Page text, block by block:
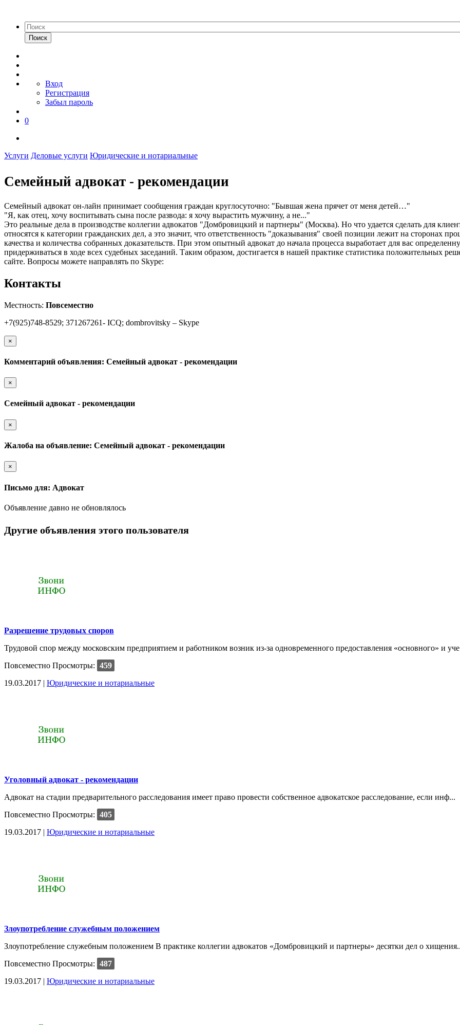
Поиск
Вход
Регистрация
Забыл пароль
0
Услуги Деловые услуги Юридические и нотариальные
Семейный адвокат - рекомендации
Семейный адвокат он-лайн принимает сообщения граждан круглосуточно: "Бывшая жена прячет от меня детей…"
"Я, как отец, хочу воспитывать сына после развода: я хочу вырастить мужчину, а не..."
Это реальные дела в производстве коллегии адвокатов "Домбровицкий и партнеры" (Москва). Но что удается сделать для
относятся к категории гражданских дел, а это значит, что ответственность "доказывания" своей позиции лежит на сторонах
качества и количества собранных доказательств. При этом опытный адвокат до начала процесса выработает для вас
придерживаться в ходе всех судебных заседаний. Таким образом, достигается в нашей практике статистика положительных
сайте. Вопросы можете направлять по Skype:
Контакты
Местность: Повсеместно
+7(925)748-8529; 371267261- ICQ; dombrovitsky – Skype
×
Комментарий объявления: Семейный адвокат - рекомендации
×
Семейный адвокат - рекомендации
×
Жалоба на объявление: Семейный адвокат - рекомендации
×
Письмо для: Адвокат
Объявление давно не обновлялось
Другие объявления этого пользователя
Разрешение трудовых споров
Трудовой спор между московским предприятием и работником возник из-за одновременного предоставления «основного» и
Повсеместно Просмотры: 459
19.03.2017 | Юридические и нотариальные
Уголовный адвокат - рекомендации
Адвокат на стадии предварительного расследования имеет право провести собственное адвокатское расследование, если инф...
Повсеместно Просмотры: 405
19.03.2017 | Юридические и нотариальные
Злоупотребление служебным положением
Злоупотребление служебным положением В практике коллегии адвокатов «Домбровицкий и партнеры» десятки дел о
Повсеместно Просмотры: 487
19.03.2017 | Юридические и нотариальные